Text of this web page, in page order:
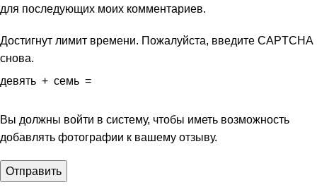
для последующих моих комментариев.
Достигнут лимит времени. Пожалуйста, введите CAPTCHA
снова.
девять + семь =
Вы должны войти в систему, чтобы иметь возможность
добавлять фотографии к вашему отзыву.